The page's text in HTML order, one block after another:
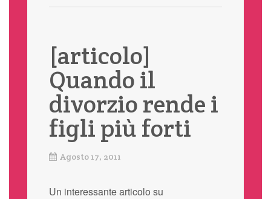
[articolo]
Quando il
divorzio rende i
figli più forti
Agosto 17, 2011
Un interessante articolo su